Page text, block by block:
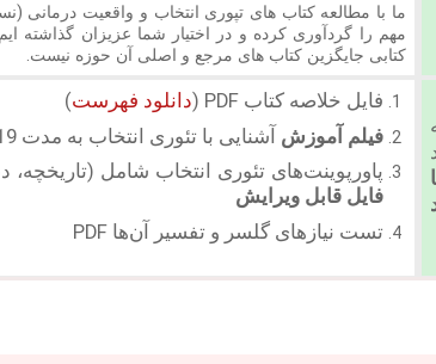
ما با مطالعه کتاب های تپوری انتخاب و واقعیت
مهم را گردآوری کرده و در اختیار شما عزیزان گذاشته
کتابی جایگزین کتاب های مرجع و اصلی آن حوزه نیست.
فایل خلاصه کتاب PDF ( دانلود فهرست)
فیلم آموزش آشنایی با تئوری انتخاب به مدت 19 دقیقه
پاورپوینت‌های تئوری انتخاب شامل (تاریخچه،
فایل قابل ویرایش
تست نیازهای گلسر و تفسیر آن‌ها PDF